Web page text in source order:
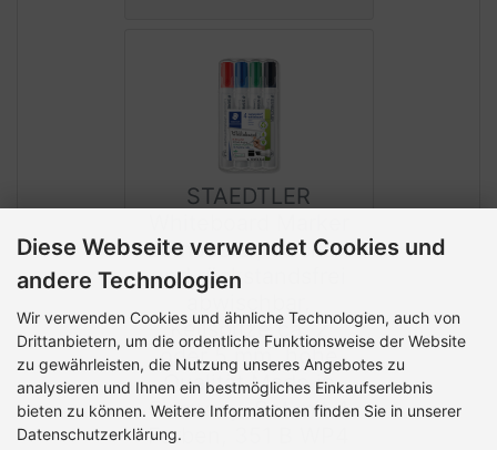
STAEDTLER
Lumocolor, trocken
und rückstandsfrei
abwischbar,
Keilspitze ca. 2
oder 5 mm, hohe
Qualität Made in
Germany, Set mit 4
Farben, 351 B WP4
Diese Webseite verwendet Cookies und
andere Technologien
Wir verwenden Cookies und ähnliche Technologien, auch von
Drittanbietern, um die ordentliche Funktionsweise der Website
zu gewährleisten, die Nutzung unseres Angebotes zu
analysieren und Ihnen ein bestmögliches Einkaufserlebnis
bieten zu können. Weitere Informationen finden Sie in unserer
Datenschutzerklärung.